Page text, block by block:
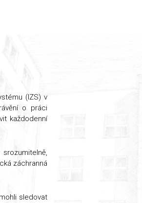
(IZS) v
o práci
každodenní
záchranná
sledovat